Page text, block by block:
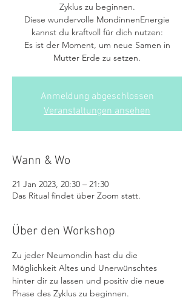
Zyklus zu beginnen.
Diese wundervolle MondinnenEnergie
kannst du kraftvoll für dich nutzen:
Es ist der Moment, um neue Samen in
Mutter Erde zu setzen.
Anmeldung abgeschlossen
Veranstaltungen ansehen
Wann & Wo
21 Jan 2023, 20:30 – 21:30
Das Ritual findet über Zoom statt.
Über den Workshop
Zu jeder Neumondin hast du die
Möglichkeit Altes und Unerwünschtes
hinter dir zu lassen und positiv die neue
Phase des Zyklus zu beginnen.